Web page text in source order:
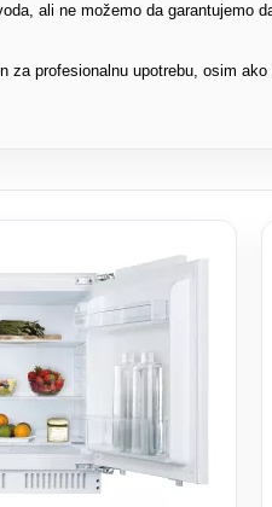
ali ne možemo da garantujemo
profesionalnu upotrebu, osim